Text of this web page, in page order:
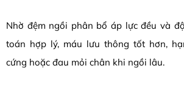
Nhờ đệm ngồi phân bổ áp lực đều và
toán hợp lý, máu lưu thông tốt hơn,
cứng hoặc đau mỏi chân khi ngồi lâu.